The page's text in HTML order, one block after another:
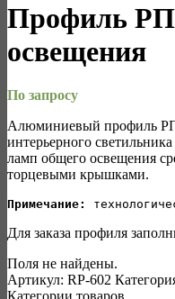
Профиль
освещения
По запросу
Алюминиевый профиль
интерьерного
ламп общего освещения
торцевыми крышками.
Примечание:
Для заказа профиля
Поля не найдены.
Артикул: RP-602